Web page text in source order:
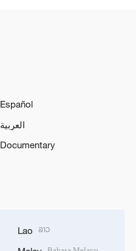
Español
العربية
Documentary
Lao ລາວ